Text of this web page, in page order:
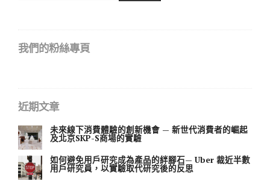
我們的粉絲專頁
近期文章
未來線下消費體驗的創新機會 — 新世代消費者的崛起
及北京SKP-S商場的實驗
如何避免用戶研究成為產品的絆腳石— Uber 裁近半數
用戶研究員，以實驗取代研究後的反思